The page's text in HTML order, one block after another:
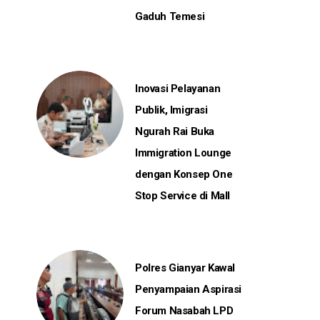
Gaduh Temesi
Inovasi Pelayanan
Publik, Imigrasi
Ngurah Rai Buka
Immigration Lounge
dengan Konsep One
Stop Service di Mall
Polres Gianyar Kawal
Penyampaian Aspirasi
Forum Nasabah LPD